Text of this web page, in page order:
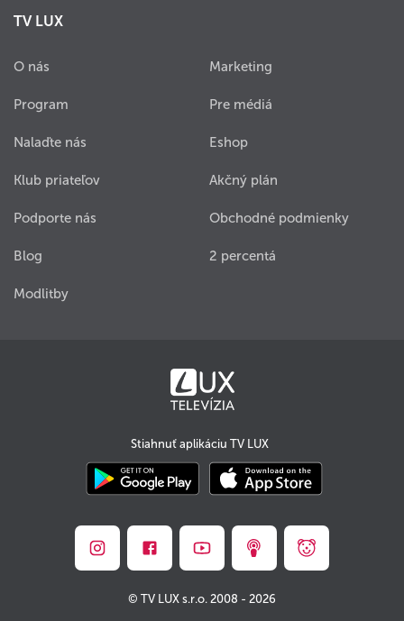
TV LUX
O nás
Program
Nalaďte nás
Klub priateľov
Podporte nás
Blog
Modlitby
Marketing
Pre médiá
Eshop
Akčný plán
Obchodné podmienky
2 percentá
Stiahnuť aplikáciu TV LUX
© TV LUX s.r.o. 2008 - 2026